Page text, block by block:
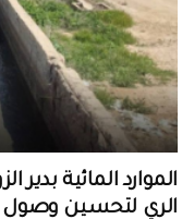
الموارد المائية بدير
الري لتحسين وصول